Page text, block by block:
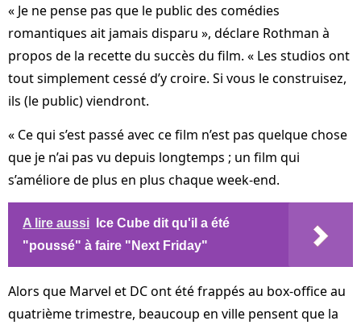
« Je ne pense pas que le public des comédies
romantiques ait jamais disparu », déclare Rothman à
propos de la recette du succès du film. « Les studios ont
tout simplement cessé d’y croire. Si vous le construisez,
ils (le public) viendront.
« Ce qui s’est passé avec ce film n’est pas quelque chose
que je n’ai pas vu depuis longtemps ; un film qui
s’améliore de plus en plus chaque week-end.
A lire aussi
Ice Cube dit qu'il a été
"poussé" à faire "Next Friday"
Alors que Marvel et DC ont été frappés au box-office au
quatrième trimestre, beaucoup en ville pensent que la